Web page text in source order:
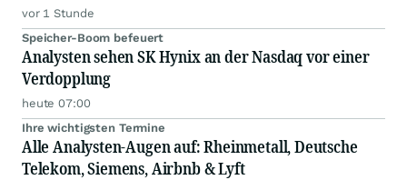
vor 1 Stunde
Speicher-Boom befeuert
Analysten sehen SK Hynix an der Nasdaq vor einer
Verdopplung
heute 07:00
Ihre wichtigsten Termine
Alle Analysten-Augen auf: Rheinmetall, Deutsche
Telekom, Siemens, Airbnb & Lyft